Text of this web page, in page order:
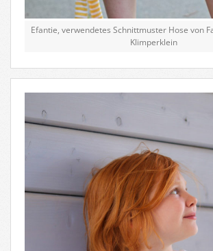
Efantie, verwendetes Schnittmuster Hose von
Klimperklein